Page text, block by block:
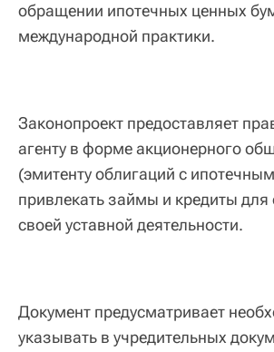
обращении ипотечных ценных
международной практики.
Законопроект предоставляет
агенту в форме акционерного
(эмитенту облигаций с
привлекать займы и кредиты для
своей уставной деятельности.
Документ предусматривает
указывать в учредительных